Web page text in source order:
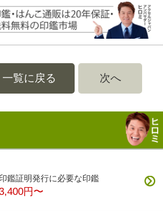
一覧に戻る 次へ
鑑証明発行に必要な印鑑
円〜